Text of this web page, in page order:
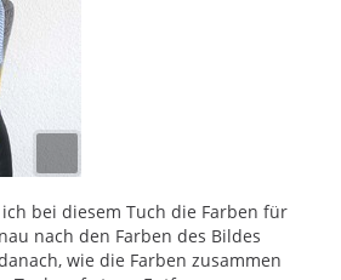
bei diesem Tuch die Farben für
nach den Farben des Bildes
wie die Farben zusammen